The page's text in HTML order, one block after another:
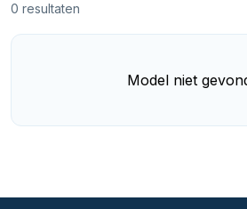
0 resultaten
Model niet